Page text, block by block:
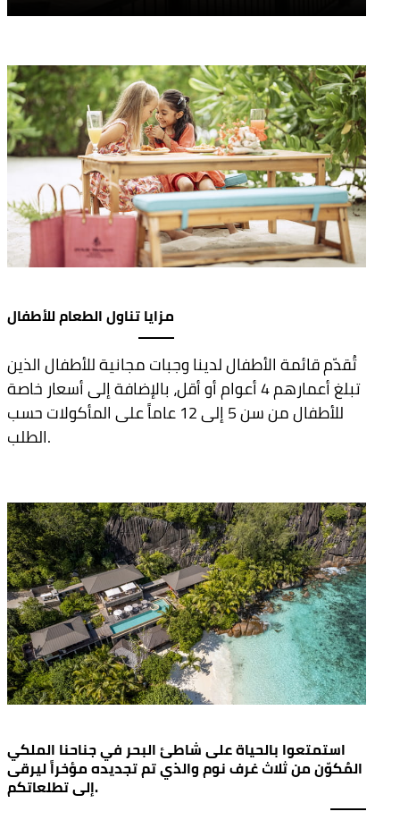
مزايا تناول الطعام للأطفال
تُقدّم قائمة الأطفال لدينا وجبات مجانية للأطفال الذين
تبلغ أعمارهم 4 أعوام أو أقل، بالإضافة إلى أسعار خاصة
للأطفال من سن 5 إلى 12 عاماً على المأكولات حسب
الطلب.
استمتعوا بالحياة على شاطئ البحر في جناحنا الملكي
المُكوّن من ثلاث غرف نوم والذي تم تجديده مؤخراً ليرقى
إلى تطلعاتكم.